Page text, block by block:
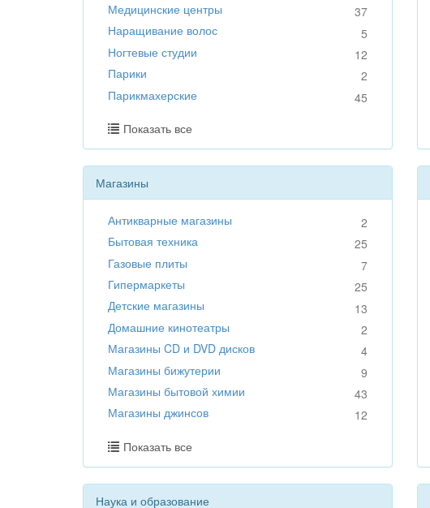
Медицинские центры
37
Наращивание волос
5
Ногтевые студии
12
Парики
2
Парикмахерские
45
Показать все
Магазины
Антикварные магазины
2
Бытовая техника
25
Газовые плиты
7
Гипермаркеты
25
Детские магазины
13
Домашние кинотеатры
2
Магазины CD и DVD дисков
4
Магазины бижутерии
9
Магазины бытовой химии
43
Магазины джинсов
12
Показать все
Наука и образование